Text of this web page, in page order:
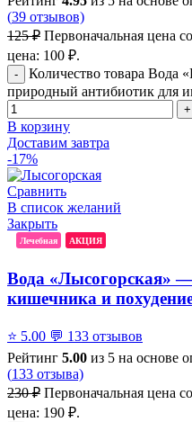
(39 отзывов)
125₽ Первоначальная цена
цена: 100 ₽.
Количество товара Вода
природный антибиотик для
В корзину
Доставим завтра
-17%
Сравнить
В список желаний
Закрыть
Лечебная АКЦИЯ
Вода «Лысогорская»
кишечника и
⭐ 5.00 💬 133 отзывов
Рейтинг 5.00 из 5 на основе
(133 отзыва)
230₽ Первоначальная цена
цена: 190 ₽.